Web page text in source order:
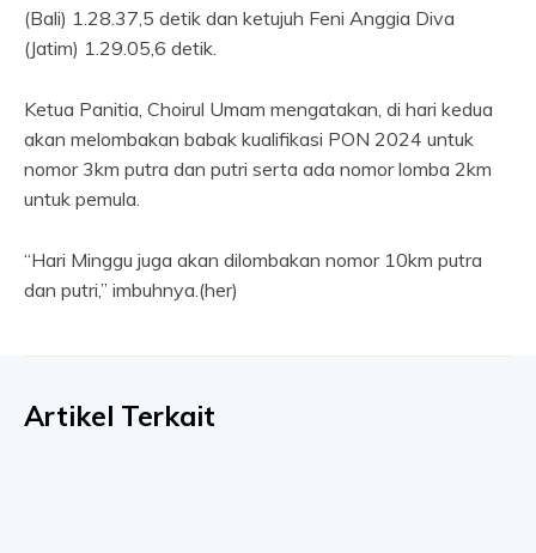
(Bali) 1.28.37,5 detik dan ketujuh Feni Anggia Diva
(Jatim) 1.29.05,6 detik.
Ketua Panitia, Choirul Umam mengatakan, di hari kedua
akan melombakan babak kualifikasi PON 2024 untuk
nomor 3km putra dan putri serta ada nomor lomba 2km
untuk pemula.
“Hari Minggu juga akan dilombakan nomor 10km putra
dan putri,” imbuhnya.(her)
Artikel Terkait